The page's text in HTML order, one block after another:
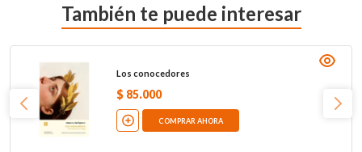
También te puede interesar
Los conocedores
$ 85.000
COMPRAR AHORA